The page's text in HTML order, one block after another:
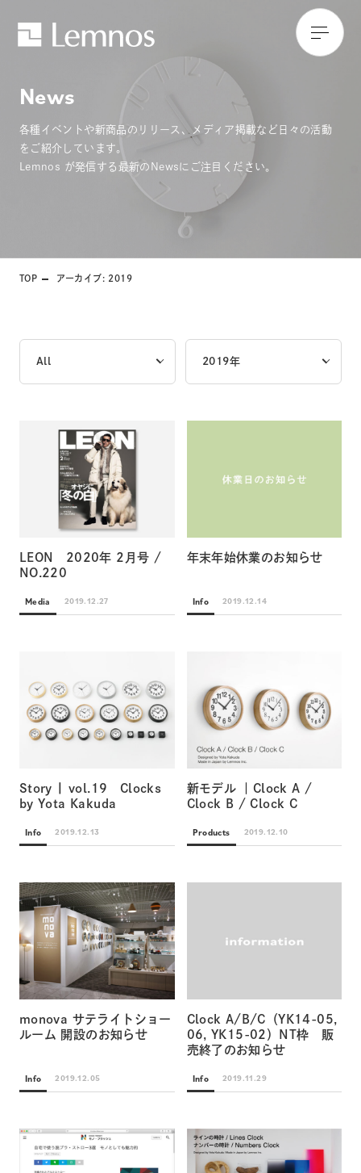
News
各種イベントや新商品のリリース、メディア掲載など日々の活動
をご紹介しています。
Lemnos が発信する最新のNewsにご注目ください。
TOP アーカイブ: 2019
All 2019年
LEON 2020年 2月号 /
NO.220
Media 2019.12.27
年末年始休業のお知らせ
Info 2019.12.14
Story | vol.19 Clocks
by Yota Kakuda
Info 2019.12.13
新モデル ｜Clock A /
Clock B / Clock C
Products 2019.12.10
monova サテライトショー
ルーム 開設のお知らせ
Info 2019.12.05
Clock A/B/C（YK14-05,
06, YK15-02）NT枠 販
売終了のお知らせ
Info 2019.11.29